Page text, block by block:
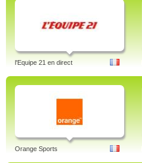
l'Equipe 21 en direct
Orange Sports